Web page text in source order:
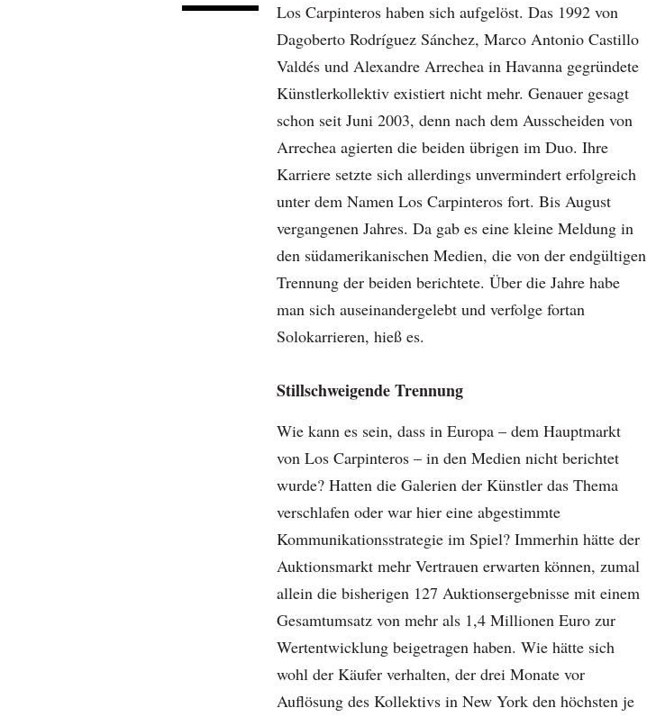
Los Carpinteros haben sich aufgelöst. Das 1992 von
Dagoberto Rodríguez Sánchez, Marco Antonio Castillo
Valdés und Alexandre Arrechea in Havanna gegründete
Künstlerkollektiv existiert nicht mehr. Genauer gesagt
schon seit Juni 2003, denn nach dem Ausscheiden von
Arrechea agierten die beiden übrigen im Duo. Ihre
Karriere setzte sich allerdings unvermindert erfolgreich
unter dem Namen Los Carpinteros fort. Bis August
vergangenen Jahres. Da gab es eine kleine Meldung in
den südamerikanischen Medien, die von der endgültigen
Trennung der beiden berichtete. Über die Jahre habe
man sich auseinandergelebt und verfolge fortan
Solokarrieren, hieß es.
Stillschweigende Trennung
Wie kann es sein, dass in Europa – dem Hauptmarkt
von Los Carpinteros – in den Medien nicht berichtet
wurde? Hatten die Galerien der Künstler das Thema
verschlafen oder war hier eine abgestimmte
Kommunikationsstrategie im Spiel? Immerhin hätte der
Auktionsmarkt mehr Vertrauen erwarten können, zumal
allein die bisherigen 127 Auktionsergebnisse mit einem
Gesamtumsatz von mehr als 1,4 Millionen Euro zur
Wertentwicklung beigetragen haben. Wie hätte sich
wohl der Käufer verhalten, der drei Monate vor
Auflösung des Kollektivs in New York den höchsten je